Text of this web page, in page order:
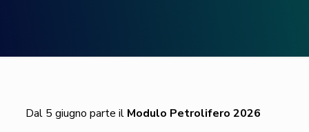
Dal 5 giugno parte il Modulo Petrolifero 2026